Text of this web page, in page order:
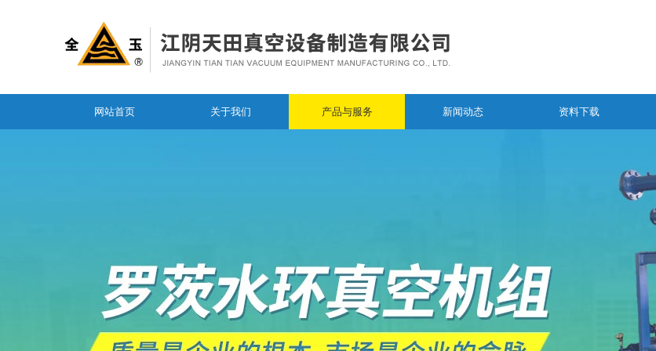
网站首页 关于我们 产品与服务 新闻动态 资料下载